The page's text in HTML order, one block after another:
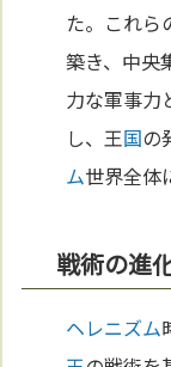
た。これら
築き、中央
力な軍事力
し、王国の
ム世界全体
戦術の進
ヘレニズム